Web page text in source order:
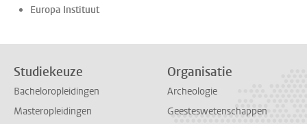
Europa Instituut
Studiekeuze
Bacheloropleidingen
Masteropleidingen
Organisatie
Archeologie
Geesteswetenschappen